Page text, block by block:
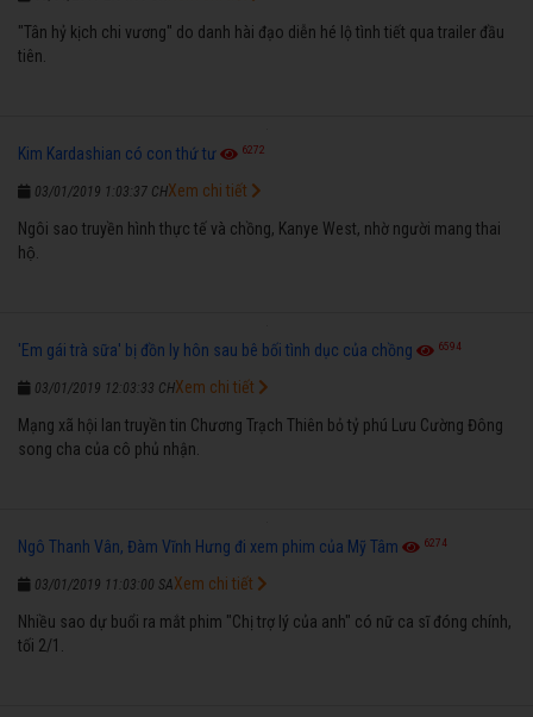
"Tân hỷ kịch chi vương" do danh hài đạo diễn hé lộ tình tiết qua trailer đầu
tiên.
Kim Kardashian có con thứ tư 6272
03/01/2019 1:03:37 CH
Ngôi sao truyền hình thực tế và chồng, Kanye West, nhờ người mang thai
hộ.
Xem chi tiết
'Em gái trà sữa' bị đồn ly hôn sau bê bối tình dục của chồng 6594
03/01/2019 12:03:33 CH
Mạng xã hội lan truyền tin Chương Trạch Thiên bỏ tỷ phú Lưu Cường Đông
song cha của cô phủ nhận.
Xem chi tiết
Ngô Thanh Vân, Đàm Vĩnh Hưng đi xem phim của Mỹ Tâm 6274
03/01/2019 11:03:00 SA
Nhiều sao dự buổi ra mắt phim "Chị trợ lý của anh" có nữ ca sĩ đóng chính,
tối 2/1.
Xem chi tiết